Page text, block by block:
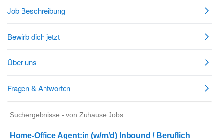
Suchergebnisse - von Zuhause Jobs
Home-Office Agent:in (w/m/d) Inbound / Beruflich